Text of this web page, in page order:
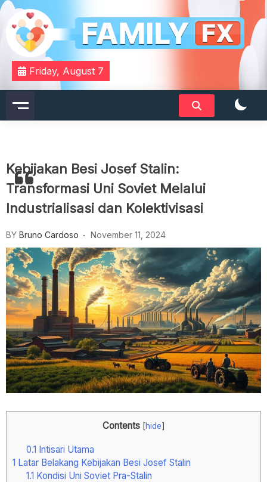
Skip
content
Familyfx
Your Daily Dose of Family Wisdom
Friday, August 7
Kebijakan Besi Josef Stalin:
Transformasi Uni Soviet Melalui
Industrialisasi dan Kolektivisasi
BY Bruno Cardoso November 11, 2024
Contents [hide]
0.1 Intisari Utama
1 Latar Belakang Kebijakan Besi Josef Stalin
1.1 Kondisi Uni Soviet Pra-Stalin